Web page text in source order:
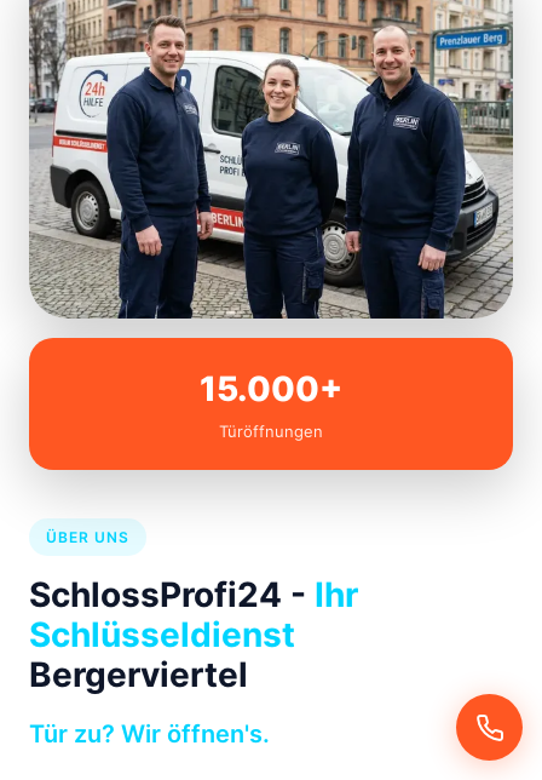
15.000+
Türöffnungen
ÜBER UNS
SchlossProfi24 - Ihr
Schlüsseldienst
Bergerviertel
Tür zu? Wir öffnen's.